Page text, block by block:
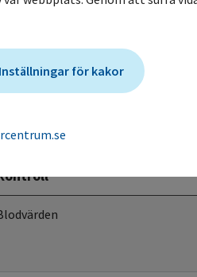
Inställningar för kakor